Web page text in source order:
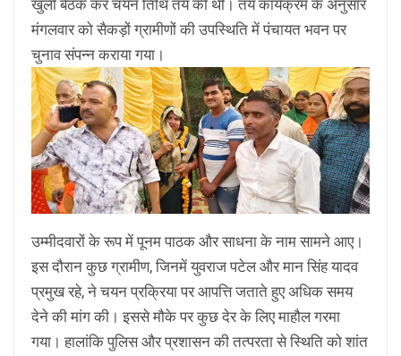
खुली बैठक कर चयन तिथि तय की थी। तय कार्यक्रम के अनुसार
मंगलवार को सैकड़ों ग्रामीणों की उपस्थिति में पंचायत भवन पर
चुनाव संपन्न कराया गया।
उम्मीदवारों के रूप में पूनम पाठक और साधना के नाम सामने आए।
इस दौरान कुछ ग्रामीण, जिनमें युवराज पटेल और मान सिंह यादव
प्रमुख रहे, ने चयन प्रक्रिया पर आपत्ति जताते हुए अधिक समय
देने की मांग की। इससे मौके पर कुछ देर के लिए माहौल गरमा
गया। हालांकि पुलिस और प्रशासन की तत्परता से स्थिति को शांत